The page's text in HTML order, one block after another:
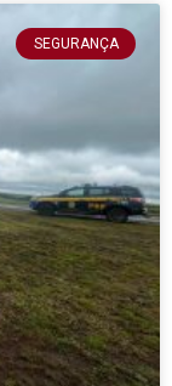
SEGURANÇA